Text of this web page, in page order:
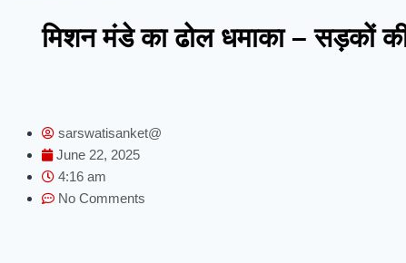
मिशन मंडे का ढोल धमाका – सड़कों की
sarswatisanket@
June 22, 2025
4:16 am
No Comments